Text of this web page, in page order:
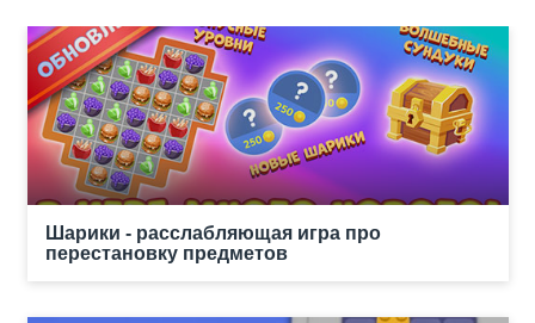
Шарики - расслабляющая игра про
перестановку предметов